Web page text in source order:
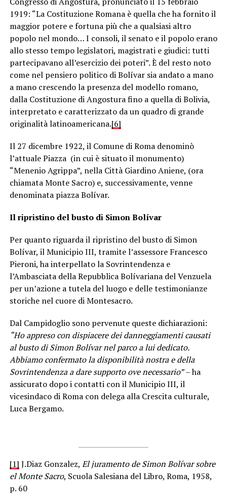
1919: “La Costituzione Romana è quella che ha fornito il
maggior potere e fortuna più che a qualsiasi altro
popolo nel mondo… I consoli, il senato e il popolo erano
allo stesso tempo legislatori, magistrati e giudici: tutti
partecipavano all’esercizio dei poteri”. È del resto noto
come nel pensiero politico di Bolívar sia andato a mano
a mano crescendo la presenza del modello romano,
dalla Costituzione di Angostura fino a quella di Bolivia,
interpretato e caratterizzato da un quadro di grande
originalità latinoamericana.[6]
Il 27 dicembre 1922, il Comune di Roma denominò
l’attuale Piazza (in cui è situato il monumento)
“Menenio Agrippa”, nella Città Giardino Aniene, (ora
chiamata Monte Sacro) e, successivamente, venne
denominata piazza Bolívar.
Il ripristino del busto di Simon Bolívar
Per quanto riguarda il ripristino del busto di Simon
Bolívar, il Municipio III, tramite l’assessore Francesco
Pieroni, ha interpellato la Sovrintendenza e
l’Ambasciata della Repubblica Bolívariana del Venzuela
per un’azione a tutela del luogo e delle testimonianze
storiche nel cuore di Montesacro.
Dal Campidoglio sono pervenute queste dichiarazioni:
“Ho appreso con dispiacere dei danneggiamenti causati
al busto di Simon Bolívar nel parco a lui dedicato.
Abbiamo confermato la disponibilità nostra e della
Sovrintendenza a dare supporto ove necessario”– ha
assicurato dopo i contatti con il Municipio III, il
vicesindaco di Roma con delega alla Crescita culturale,
Luca Bergamo.
[1] J.Diaz Gonzalez, El juramento de Simon Bolívar sobre
el Monte Sacro, Scuola Salesiana del Libro, Roma, 1958,
p. 60